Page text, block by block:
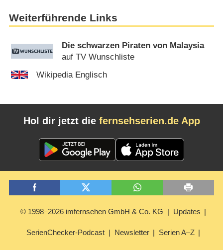
Weiterführende Links
Die schwarzen Piraten von Malaysia
auf TV Wunschliste
Wikipedia Englisch
Hol dir jetzt die fernsehserien.de App
© 1998–2026 imfernsehen GmbH & Co. KG Updates
SerienChecker-Podcast Newsletter Serien A–Z